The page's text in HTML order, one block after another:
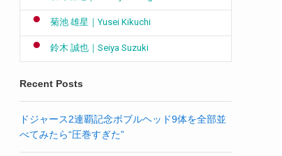
菊池 雄星｜Yusei Kikuchi
鈴木 誠也｜Seiya Suzuki
Recent Posts
ドジャース2連覇記念ボブルヘッド9体を全部並
べてみたら“圧巻すぎた”